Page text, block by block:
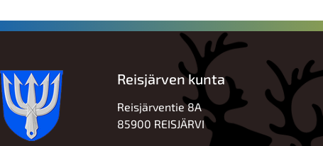
Reisjärven kunta
Reisjärventie 8A
85900 REISJÄRVI